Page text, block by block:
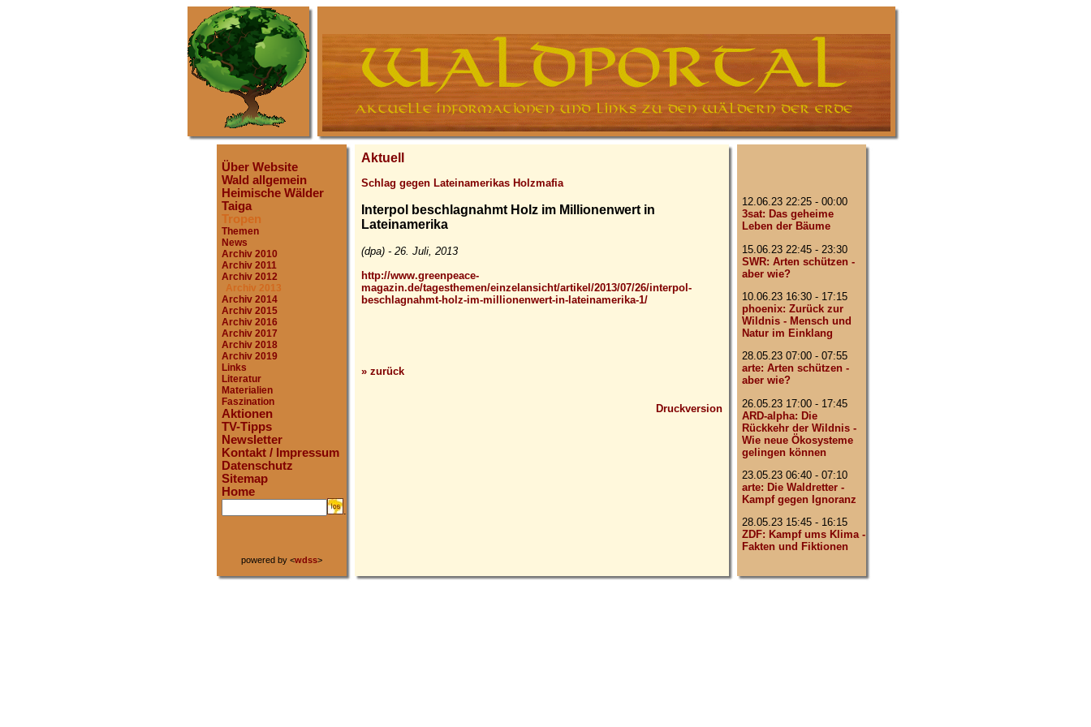
Über Website
Wald allgemein
Heimische Wälder
Taiga
Tropen
Themen
News
Archiv 2010
Archiv 2011
Archiv 2012
Archiv 2013
Archiv 2014
Archiv 2015
Archiv 2016
Archiv 2017
Archiv 2018
Archiv 2019
Links
Literatur
Materialien
Faszination
Aktionen
TV-Tipps
Newsletter
Kontakt / Impressum
Datenschutz
Sitemap
Home
.
powered by <wdss>
Aktuell
Schlag gegen Lateinamerikas Holzmafia
Interpol beschlagnahmt Holz im Millionenwert in
Lateinamerika
(dpa) - 26. Juli, 2013
http://www.greenpeace-
magazin.de/tagesthemen/einzelansicht/artikel/2013/07/26/interpol-
beschlagnahmt-holz-im-millionenwert-in-lateinamerika-1/
» zurück
Druckversion
12.06.23 22:25 - 00:00
3sat: Das geheime
Leben der Bäume
15.06.23 22:45 - 23:30
SWR: Arten schützen -
aber wie?
10.06.23 16:30 - 17:15
phoenix: Zurück zur
Wildnis - Mensch und
Natur im Einklang
28.05.23 07:00 - 07:55
arte: Arten schützen -
aber wie?
26.05.23 17:00 - 17:45
ARD-alpha: Die
Rückkehr der Wildnis -
Wie neue Ökosysteme
gelingen können
23.05.23 06:40 - 07:10
arte: Die Waldretter -
Kampf gegen Ignoranz
28.05.23 15:45 - 16:15
ZDF: Kampf ums Klima -
Fakten und Fiktionen